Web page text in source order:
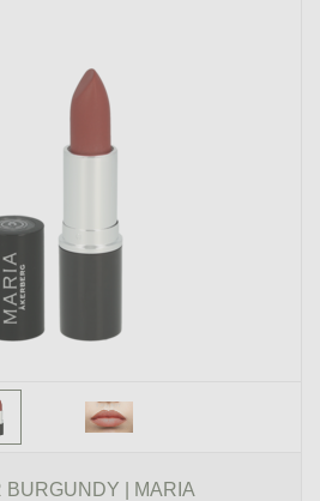
BURGUNDY | MARIA